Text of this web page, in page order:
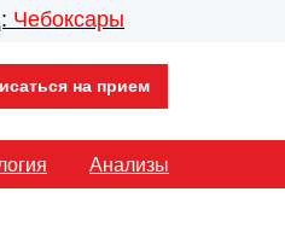
Анализы
Чебоксары
на прием